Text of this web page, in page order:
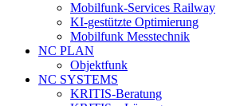
Mobilfunk-Services Railway
KI-gestützte Optimierung
Mobilfunk Messtechnik
NC PLAN
Objektfunk
NC SYSTEMS
KRITIS-Beratung